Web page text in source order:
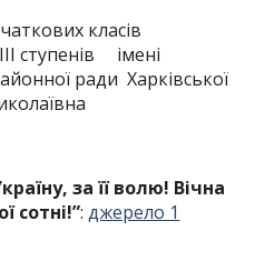
класів
ступенів імені
ради Харківської
за її волю! Вічна
сотні!”:джерело 1